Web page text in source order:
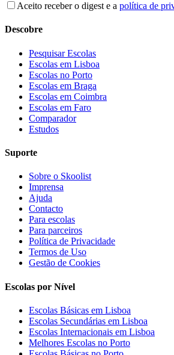
Aceito receber o digest e a política de
Descobre
Pesquisar Escolas
Escolas em Lisboa
Escolas no Porto
Escolas em Braga
Escolas em Coimbra
Escolas em Faro
Comparador
Estudos
Suporte
Sobre o Skoolist
Imprensa
Ajuda
Contacto
Para escolas
Para parceiros
Política de Privacidade
Termos de Uso
Gestão de Cookies
Escolas por Nível
Escolas Básicas em Lisboa
Escolas Secundárias em Lisboa
Escolas Internacionais em Lisboa
Melhores Escolas no Porto